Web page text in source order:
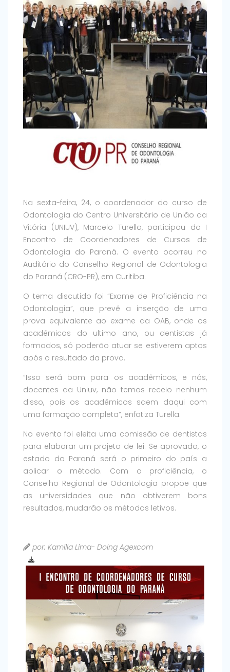
Na sexta-feira, 24, o coordenador do curso de
Odontologia do Centro Universitário de União da
Vitória (UNIUV), Marcelo Turella, participou do I
Encontro de Coordenadores de Cursos de
Odontologia do Paraná. O evento ocorreu no
Auditório do Conselho Regional de Odontologia
do Paraná (CRO-PR), em Curitiba.
O tema discutido foi “Exame de Proficiência na
Odontologia”, que prevê a inserção de uma
prova equivalente ao exame da OAB, onde os
acadêmicos do ultimo ano, ou dentistas já
formados, só poderão atuar se estiverem aptos
após o resultado da prova.
“Isso será bom para os acadêmicos, e nós,
docentes da Uniuv, não temos receio nenhum
disso, pois os acadêmicos saem daqui com
uma formação completa”, enfatiza Turella.
No evento foi eleita uma comissão de dentistas
para elaborar um projeto de lei. Se aprovado, o
estado do Paraná será o primeiro do país a
aplicar o método. Com a proficiência, o
Conselho Regional de Odontologia propõe que
as universidades que não obtiverem bons
resultados, mudarão os métodos letivos.
por: Kamilla Lima- Doing Agexcom